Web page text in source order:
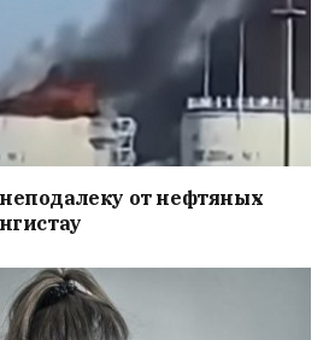
от нефтяных